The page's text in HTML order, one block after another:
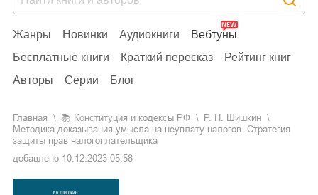
Жанры Новинки Аудиокниги
Вебтуны
Бесплатные книги
Краткий пересказ
Рейтинг книг
Авторы
Серии Блог
Главная 📚 конституция и кодексы РФ
Р. Н. Шишкин
Методика доказывания умысла на неуплату налогов. Стратегия
защиты прав налогоплательщика
добавлено 10.12.2023 05:58